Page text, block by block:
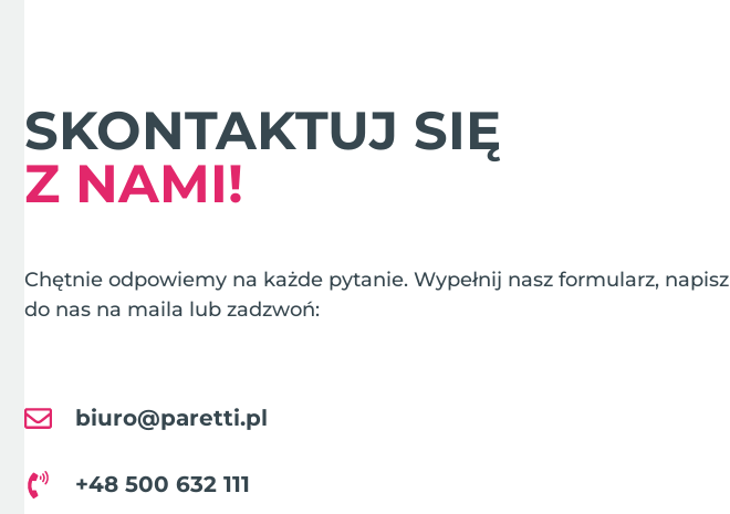
SKONTAKTUJ SIĘ
Z NAMI!
Chętnie odpowiemy na każde pytanie. Wypełnij nasz formularz, napisz
do nas na maila lub zadzwoń:
biuro@paretti.pl
+48 500 632 111